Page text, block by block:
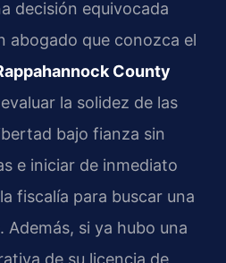
decisión equivocada
abogado que conozca el
County
la solidez de las
bajo fianza sin
e iniciar de inmediato
fiscalía para buscar una
si ya hubo una
de su licencia de